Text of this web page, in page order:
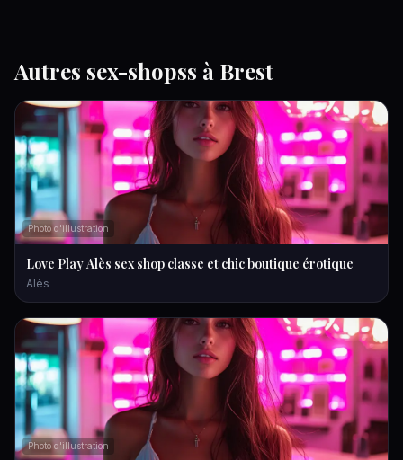
Autres sex-shopss à Brest
Photo d'illustration
Love Play Alès sex shop classe et chic boutique érotique
Alès
Photo d'illustration